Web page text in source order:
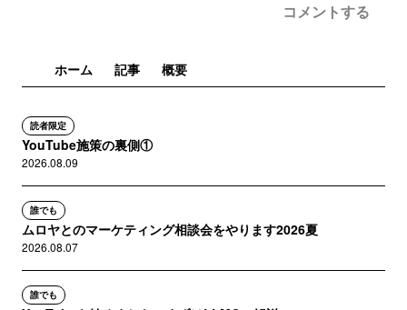
コメントする
ホーム 記事 概要
読者限定
YouTube施策の裏側①
2026.08.09
誰でも
ムロヤとのマーケティング相談会をやります2026夏
2026.08.07
誰でも